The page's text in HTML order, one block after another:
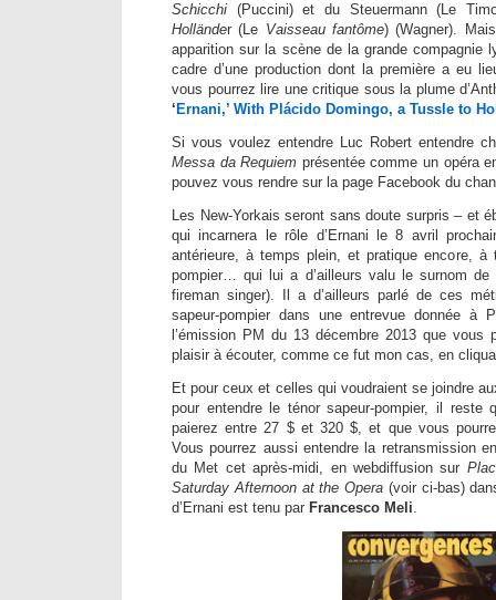
Schicchi (Puccini) et du Steuermann (Le
Holländer (Le Vaisseau fantôme) (Wagner).
apparition sur la scène de la grande compagnie
cadre d’une production dont la première a eu
vous pourrez lire une critique sous la plume
‘ Ernani,’ With Plácido Domingo, a Tussle to
Si vous voulez entendre Luc Robert entendre
Messa da Requiem présentée comme un opéra
pouvez vous rendre sur la page Facebook du
Les New-Yorkais seront sans doute surpris – et
qui incarnera le rôle d’Ernani le 8 avril
antérieure, à temps plein, et pratique encore,
pompier… qui lui a d’ailleurs valu le surnom
fireman singer). Il a d’ailleurs parlé de ces
sapeur-pompier dans une entrevue donnée à
l’émission PM du 13 décembre 2013 que vous
plaisir à écouter, comme ce fut mon cas, en
Et pour ceux et celles qui voudraient se joindre
pour entendre le ténor sapeur-pompier, il reste
paierez entre 27 $ et 320 $, et que vous
Vous pourrez aussi entendre la retransmission
du Met cet après-midi, en webdiffusion sur
Saturday Afternoon at the Opera (voir ci-bas)
d’Ernani est tenu par Francesco Meli.